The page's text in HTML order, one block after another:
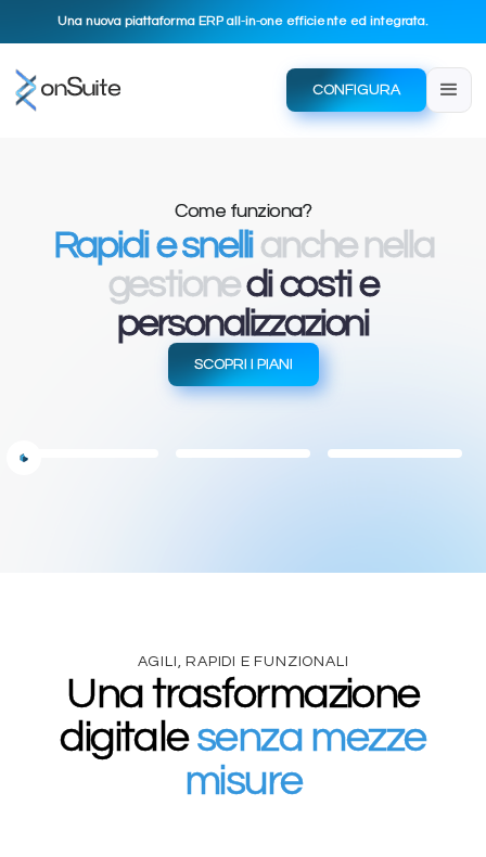
Una nuova piattaforma ERP all-in-one efficiente ed integrata.
CONFIGURA
Come funziona?
Rapidie snellianche nella
gestionedi costi e
personalizzazioni
SCOPRI I PIANI
AGILI, RAPIDI E FUNZIONALI
Una trasformazione
digitalesenza mezze
misure